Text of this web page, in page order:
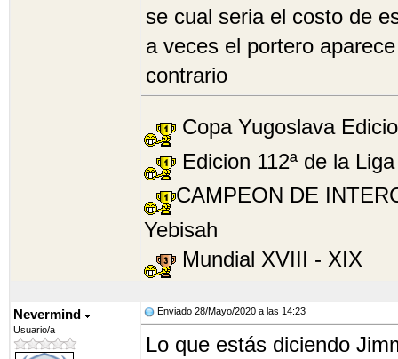
se cual seria el costo de
a veces el portero
contrario
Copa Yugoslava
Edicion 112ª de la
CAMPEON DE
Yebisah
Mundial XVIII - XIX
Nevermind
Usuario/a
Enviado 28/Mayo/2020 a las 14:23
Lo que estás diciendo